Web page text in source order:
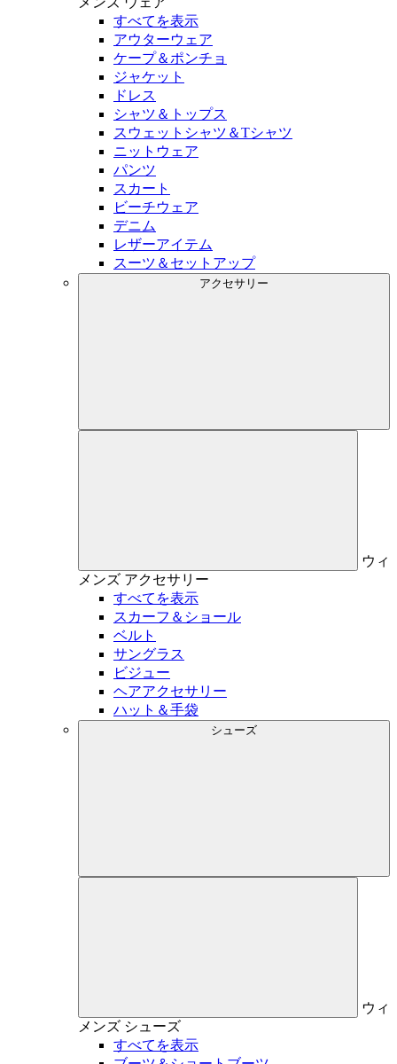
すべてを表示
アウターウェア
ケープ＆ポンチョ
ジャケット
ドレス
シャツ＆トップス
スウェットシャツ＆Tシャツ
ニットウェア
パンツ
スカート
ビーチウェア
デニム
レザーアイテム
スーツ＆セットアップ
アクセサリー
ウィ
メンズ アクセサリー
すべてを表示
スカーフ＆ショール
ベルト
サングラス
ビジュー
ヘアアクセサリー
ハット＆手袋
シューズ
ウィ
メンズ シューズ
すべてを表示